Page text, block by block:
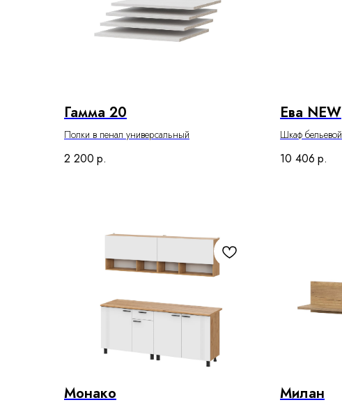
Гамма 20
Полки в пенал универсальный
2 200 р.
Ева NEW
Шкаф бельевой
10 406 р.
Монако Милан